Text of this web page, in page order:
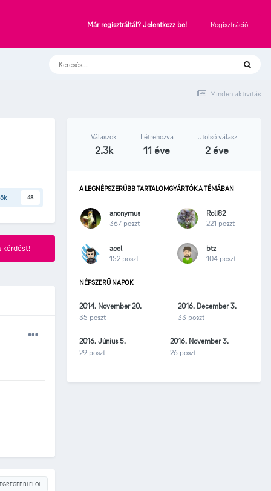
Már regisztráltál? Jelentkezz be! Regisztráció
Minden aktivitás
48
kérdést!
ELÖL
Válaszok
2.3k
Létrehozva
11 éve
Utolsó válasz
2 éve
A LEGNÉPSZERŰBB TARTALOMGYÁRTÓK A TÉMÁBAN
anonymus
367 poszt
Roli82
221 poszt
acel
152 poszt
btz
104 poszt
NÉPSZERŰ NAPOK
2014. November 20.
35 poszt
2016. December 3.
33 poszt
2016. Június 5.
29 poszt
2016. November 3.
26 poszt